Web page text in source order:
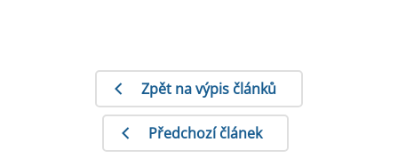
Zpět na výpis článků
Předchozí článek